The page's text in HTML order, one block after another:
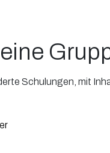
Schulungen, mit